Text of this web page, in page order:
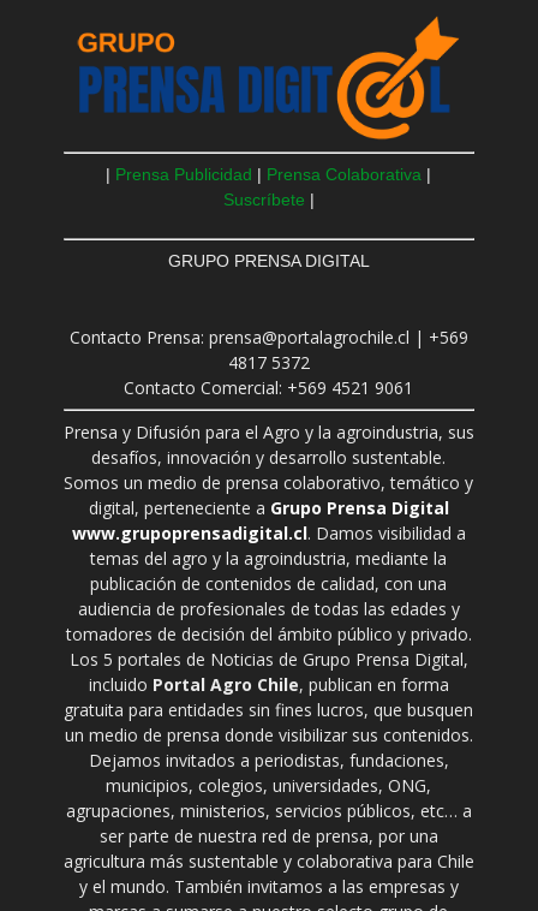
| Prensa Publicidad | Prensa Colaborativa |
Suscríbete |
GRUPO PRENSA DIGITAL
Contacto Prensa: prensa@portalagrochile.cl | +569
4817 5372
Contacto Comercial: +569 4521 9061
Prensa y Difusión para el Agro y la agroindustria, sus
desafíos, innovación y desarrollo sustentable.
Somos un medio de prensa colaborativo, temático y
digital, perteneciente a Grupo Prensa Digital
www.grupoprensadigital.cl. Damos visibilidad a
temas del agro y la agroindustria, mediante la
publicación de contenidos de calidad, con una
audiencia de profesionales de todas las edades y
tomadores de decisión del ámbito público y privado.
Los 5 portales de Noticias de Grupo Prensa Digital,
incluido Portal Agro Chile, publican en forma
gratuita para entidades sin fines lucros, que busquen
un medio de prensa donde visibilizar sus contenidos.
Dejamos invitados a periodistas, fundaciones,
municipios, colegios, universidades, ONG,
agrupaciones, ministerios, servicios públicos, etc… a
ser parte de nuestra red de prensa, por una
agricultura más sustentable y colaborativa para Chile
y el mundo. También invitamos a las empresas y